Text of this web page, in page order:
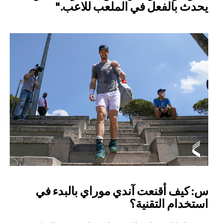
يحدث بالفعل في الملعب للاعب."
س: كيف أقنعت آندي موراي بالبدء في
استخدام التقنية؟